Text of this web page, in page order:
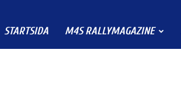
Motorsport4sale
STARTSIDA M4S RALLYMAGAZINE